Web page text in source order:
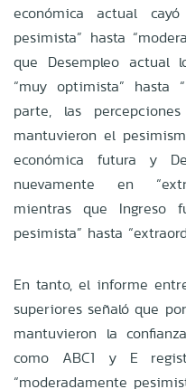
económica actual
pesimista” hasta
que Desempleo actual
“muy optimista” hasta
parte, las
mantuvieron el
económica futura y
nuevamente en
mientras que Ingreso
pesimista” hasta
En tanto, el informe
superiores señaló que
mantuvieron la
como ABC1 y E
“moderadamente